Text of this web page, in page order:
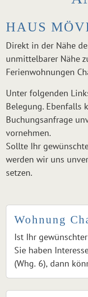
HAUS
Direkt in der Nähe
unmittelbarer Nähe
Ferienwohnungen
Unter folgenden
Belegung. Ebenfalls
Buchungsanfrage
vornehmen.
Sollte Ihr
werden wir uns
setzen.
Wohnung
Ist Ihr
Sie haben
(Whg. 6), dann
Button "Neue
Klick auf den